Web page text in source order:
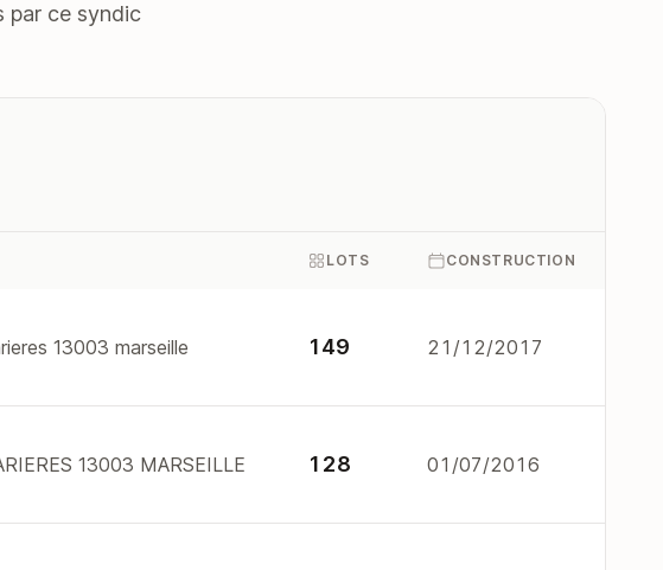
par ce syndic
LOTS CONSTRUCTION
13003 marseille 149 21/12/2017
13003 MARSEILLE 128 01/07/2016